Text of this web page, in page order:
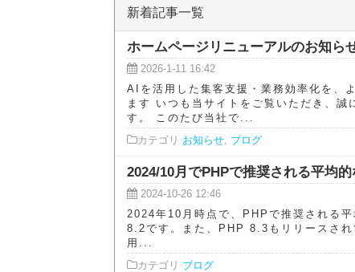
新着記事一覧
ホームページリニューアルのお知ら
2026-1-11 16:42
AIを活用した集客支援・業務効率化を、
ます いつも当サイトをご覧いただき、誠
す。 このたび当社で...
カテゴリ お知らせ, ブログ
2024/10月でPHPで推奨される平均
2024-10-26 12:46
2024年10月時点で、PHPで推奨される
8.2です。また、PHP 8.3もリリースされ
用...
カテゴリ ブログ